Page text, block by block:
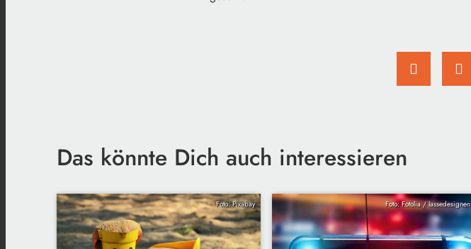
Das könnte Dich auch interessieren
Foto: Pixabay Foto: Fotolia / lassedesignen